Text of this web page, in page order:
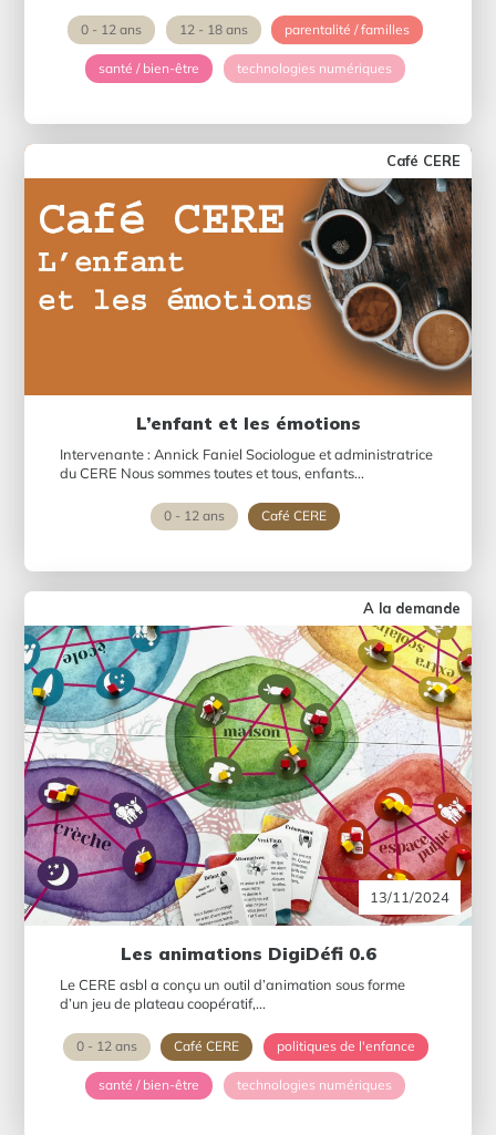
0 - 12 ans 12 - 18 ans parentalité / familles
santé / bien-être technologies numériques
Café CERE
L’enfant et les émotions
Intervenante : Annick Faniel Sociologue et administratrice
du CERE Nous sommes toutes et tous, enfants...
0 - 12 ans Café CERE
A la demande
13/11/2024
Les animations DigiDéfi 0.6
Le CERE asbl a conçu un outil d’animation sous forme
d’un jeu de plateau coopératif,...
0 - 12 ans Café CERE politiques de l'enfance
santé / bien-être technologies numériques